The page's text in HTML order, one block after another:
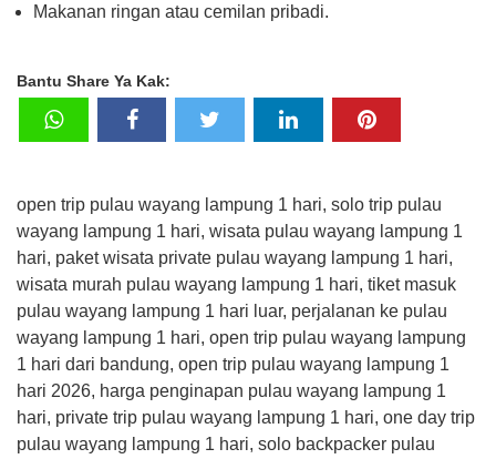
Makanan ringan atau cemilan pribadi.
Bantu Share Ya Kak:
open trip pulau wayang lampung 1 hari, solo trip pulau
wayang lampung 1 hari, wisata pulau wayang lampung 1
hari, paket wisata private pulau wayang lampung 1 hari,
wisata murah pulau wayang lampung 1 hari, tiket masuk
pulau wayang lampung 1 hari luar, perjalanan ke pulau
wayang lampung 1 hari, open trip pulau wayang lampung
1 hari dari bandung, open trip pulau wayang lampung 1
hari 2026, harga penginapan pulau wayang lampung 1
hari, private trip pulau wayang lampung 1 hari, one day trip
pulau wayang lampung 1 hari, solo backpacker pulau